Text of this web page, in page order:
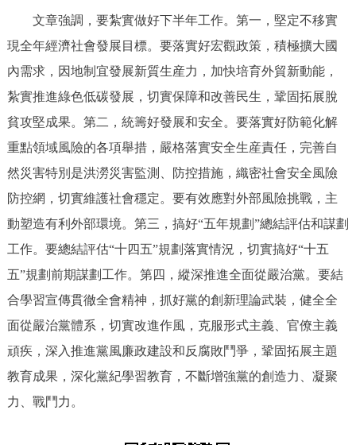
文章強調，要紮實做好下半年工作。第一，堅定不移實
現全年經濟社會發展目標。要落實好宏觀政策，積極擴大國
內需求，因地制宜發展新質生産力，加快培育外貿新動能，
紮實推進綠色低碳發展，切實保障和改善民生，鞏固拓展脫
貧攻堅成果。第二，統籌好發展和安全。要落實好防範化解
重點領域風險的各項舉措，嚴格落實安全生産責任，完善自
然災害特別是洪澇災害監測、防控措施，織密社會安全風險
防控網，切實維護社會穩定。要有效應對外部風險挑戰，主
動塑造有利外部環境。第三，搞好“五年規劃”總結評估和謀劃
工作。要總結評估“十四五”規劃落實情況，切實搞好“十五
五”規劃前期謀劃工作。第四，縱深推進全面從嚴治黨。要結
合學習宣傳貫徹全會精神，抓好黨的創新理論武裝，健全全
面從嚴治黨體系，切實改進作風，克服形式主義、官僚主義
頑疾，深入推進黨風廉政建設和反腐敗鬥爭，鞏固拓展主題
教育成果，深化黨紀學習教育，不斷增強黨的創造力、凝聚
力、戰鬥力。